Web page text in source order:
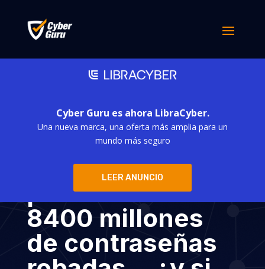
Cyber Guru es ahora LibraCyber.
Una nueva marca, una oferta más amplia para un
mundo más seguro
LEER ANUNCIO
Después de que
se hayan
publicado
8400 millones
de contraseñas